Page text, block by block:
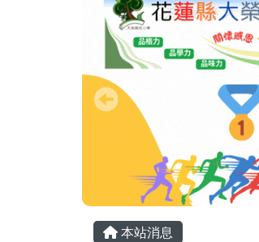
主內容區域
本站消息
頁尾區域